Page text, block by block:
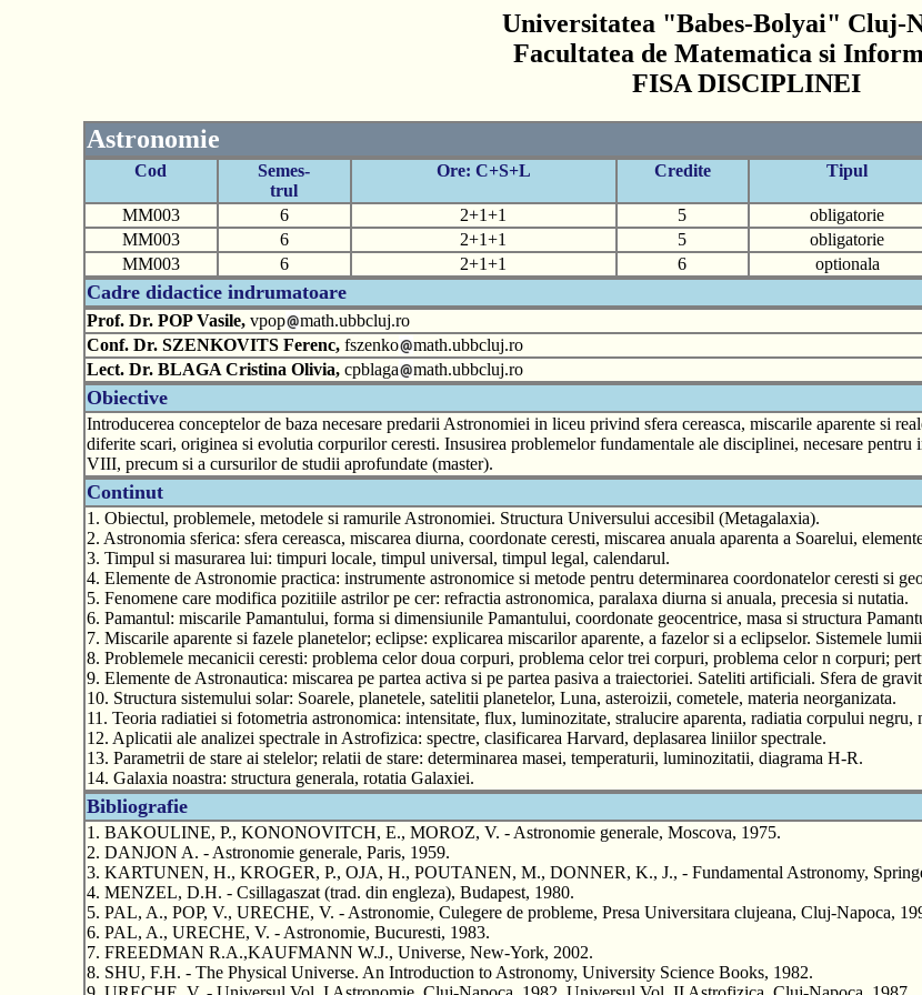
Universitatea "Babes-Bolyai" Cluj-
Facultatea de Matematica si
FISA DISCIPLINEI
Astronomie
Cod
Semes-
trul
Ore: C+S+L Credite Tipul
MM003 6 2+1+1 5 obligatorie
MM003
6 2+1+1 5 obligatorie
MM003
6 2+1+1 6 optionala
Cadre didactice indrumatoare
Prof. Dr. POP Vasile,vpop
math.ubbcluj.ro
Conf. Dr. SZENKOVITS Ferenc,fszenko
math.ubbcluj.ro
Lect. Dr. BLAGA Cristina Olivia,cpblaga math.ubbcluj.ro
Obiective
Introducerea conceptelor de baza necesare predarii Astronomiei in liceu privind sfera cereasca, miscarile aparente si
diferite scari, originea si evolutia corpurilor ceresti. Insusirea problemelor fundamentale ale disciplinei, necesare
VIII, precum si a cursurilor de studii aprofundate (master).
Continut
1. Obiectul, problemele, metodele si ramurile Astronomiei. Structura Universului accesibil (Metagalaxia).
2. Astronomia sferica: sfera cereasca, miscarea diurna, coordonate ceresti, miscarea anuala aparenta a Soarelui,
3. Timpul si masurarea lui: timpuri locale, timpul universal, timpul legal, calendarul.
4. Elemente de Astronomie practica: instrumente astronomice si metode pentru determinarea coordonatelor ceresti si
5. Fenomene care modifica pozitiile astrilor pe cer: refractia astronomica, paralaxa diurna si anuala, precesia si nutatia.
6. Pamantul: miscarile Pamantului, forma si dimensiunile Pamantului, coordonate geocentrice, masa si structura
7. Miscarile aparente si fazele planetelor; eclipse: explicarea miscarilor aparente, a fazelor si a eclipselor. Sistemele
8. Problemele mecanicii ceresti: problema celor doua corpuri, problema celor trei corpuri, problema celor n corpuri;
9. Elemente de Astronautica: miscarea pe partea activa si pe partea pasiva a traiectoriei. Sateliti artificiali. Sfera de
10. Structura sistemului solar: Soarele, planetele, satelitii planetelor, Luna, asteroizii, cometele, materia neorganizata.
11. Teoria radiatiei si fotometria astronomica: intensitate, flux, luminozitate, stralucire aparenta, radiatia corpului negru,
12. Aplicatii ale analizei spectrale in Astrofizica: spectre, clasificarea Harvard, deplasarea liniilor spectrale.
13. Parametrii de stare ai stelelor; relatii de stare: determinarea masei, temperaturii, luminozitatii, diagrama H-R.
14. Galaxia noastra: structura generala, rotatia Galaxiei.
Bibliografie
1. BAKOULINE, P., KONONOVITCH, E., MOROZ, V. - Astronomie generale, Moscova, 1975.
2. DANJON A. - Astronomie generale, Paris, 1959.
3. KARTUNEN, H., KROGER, P., OJA, H., POUTANEN, M., DONNER, K., J., - Fundamental Astronomy,
4. MENZEL, D.H. - Csillagaszat (trad. din engleza), Budapest, 1980.
5. PAL, A., POP, V., URECHE, V. - Astronomie, Culegere de probleme, Presa Universitara clujeana, Cluj-Napoca,
6. PAL, A., URECHE, V. - Astronomie, Bucuresti, 1983.
7. FREEDMAN R.A.,KAUFMANN W.J., Universe, New-York, 2002.
8. SHU, F.H. - The Physical Universe. An Introduction to Astronomy, University Science Books, 1982.